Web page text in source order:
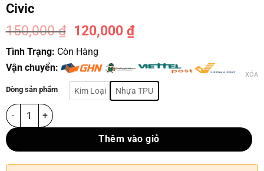
Civic
150,000₫ 120,000 ₫
Tình Trạng: Còn Hàng
Vận chuyển:
Dòng sản phẩm Kim Loại Nhựa TPU
XÓA
Thêm vào giỏ